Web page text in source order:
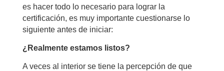
es hacer todo lo necesario para lograr la
certificación, es muy importante cuestionarse lo
siguiente antes de iniciar:
¿Realmente estamos listos?
A veces al interior se tiene la percepción de que